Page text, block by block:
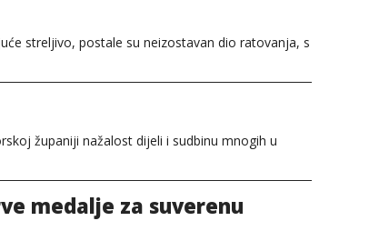
streljivo, postale su neizostavan dio ratovanja, s
županiji nažalost dijeli i sudbinu mnogih u
medalje za suverenu